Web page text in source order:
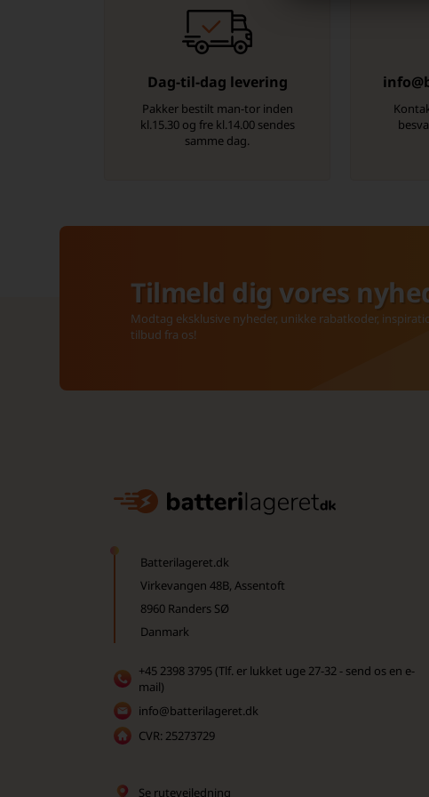
Dag-til-dag levering
Pakker bestilt man-tor inden
kl.15.30 og fre kl.14.00 sendes
samme dag.
Tilmeld dig vores
Modtag eksklusive nyheder, unikke rabatkoder,
tilbud fra os!
Batterilageret.dk
Virkevangen 48B, Assentoft
8960 Randers SØ
Danmark
+45 2398 3795 (Tlf. er lukket uge 27-32 - send os en e-
mail)
info@batterilageret.dk
CVR: 25273729
Se rutevejledning